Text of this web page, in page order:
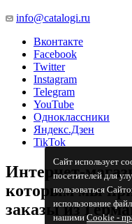
Сайт использует
посетителей для
пользоваться
использование
нашимиCookiе -
info@catalogi.ru
Вконтакте
Facebook
Twitter
Instagram
Telegram
YouTube
Одноклассники
Яндекс.Дзен
TikTok
Интернет-
которым мы
заказы из